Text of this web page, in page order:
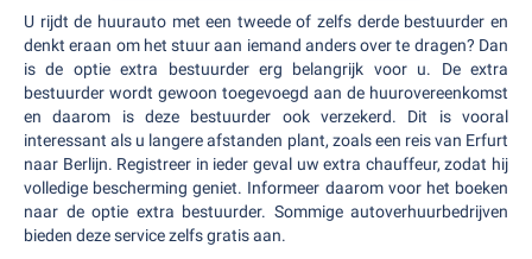
U rijdt de huurauto met een tweede of zelfs derde bestuurder en
denkt eraan om het stuur aan iemand anders over te dragen? Dan
is de optie extra bestuurder erg belangrijk voor u. De extra
bestuurder wordt gewoon toegevoegd aan de huurovereenkomst
en daarom is deze bestuurder ook verzekerd. Dit is vooral
interessant als u langere afstanden plant, zoals een reis van Erfurt
naar Berlijn. Registreer in ieder geval uw extra chauffeur, zodat hij
volledige bescherming geniet. Informeer daarom voor het boeken
naar de optie extra bestuurder. Sommige autoverhuurbedrijven
bieden deze service zelfs gratis aan.